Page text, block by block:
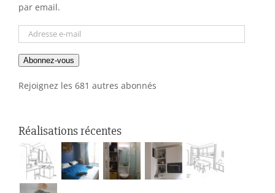
par email.
Adresse
mail
Abonnez-vous
Rejoignez les 681 autres abonnés
Réalisations récentes